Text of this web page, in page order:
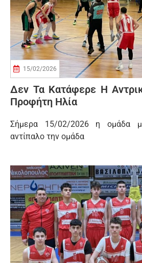
15/02/2026
Δεν Τα Κατάφερε Η
Προφήτη Ηλία
Σήμερα 15/02/2026 η ομάδα
αντίπαλο την ομάδα